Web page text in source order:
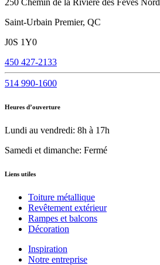
250 Chemin de la Rivière des Fèves Nord
Saint-Urbain Premier, QC
J0S 1Y0
450 427-2133
514 990-1600
Heures d’ouverture
Lundi au vendredi: 8h à 17h
Samedi et dimanche: Fermé
Liens utiles
Toiture métallique
Revêtement extérieur
Rampes et balcons
Décoration
Inspiration
Notre entreprise